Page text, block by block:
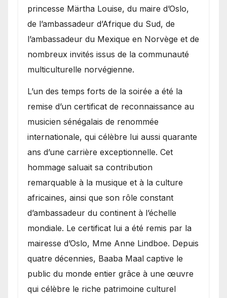
princesse Märtha Louise, du maire d’Oslo,
de l’ambassadeur d’Afrique du Sud, de
l’ambassadeur du Mexique en Norvège et de
nombreux invités issus de la communauté
multiculturelle norvégienne.
​L’un des temps forts de la soirée a été la
remise d’un certificat de reconnaissance au
musicien sénégalais de renommée
internationale, qui célèbre lui aussi quarante
ans d’une carrière exceptionnelle. Cet
hommage saluait sa contribution
remarquable à la musique et à la culture
africaines, ainsi que son rôle constant
d’ambassadeur du continent à l’échelle
mondiale. Le certificat lui a été remis par la
mairesse d’Oslo, Mme Anne Lindboe. Depuis
quatre décennies, Baaba Maal captive le
public du monde entier grâce à une œuvre
qui célèbre le riche patrimoine culturel